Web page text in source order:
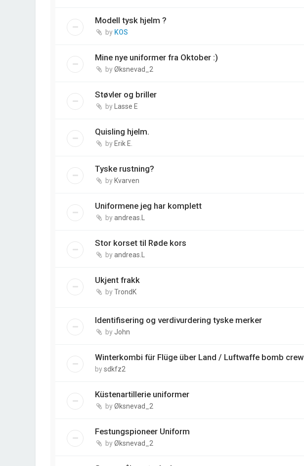
Modell tysk hjelm ?
by KOS
Mine nye uniformer fra Oktober :)
byØksnevad_2
Støvler og briller
by Lasse E
Quisling hjelm.
by Erik E.
Tyske rustning?
by Kvarven
Uniformene jeg har komplett
byandreas.L
Stor korset til Røde kors
byandreas.L
Ukjent frakk
byTrondK
Identifisering og verdivurdering tyske merker
by John
Winterkombi für Flüge über Land / Luftwaffe bomb crew
bysdkfz2
Küstenartillerie uniformer
byØksnevad_2
Festungspioneer Uniform
byØksnevad_2